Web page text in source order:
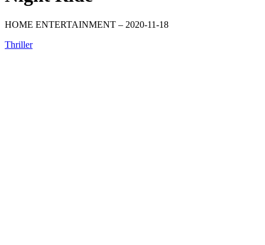
HOME ENTERTAINMENT – 2020-11-18
Thriller